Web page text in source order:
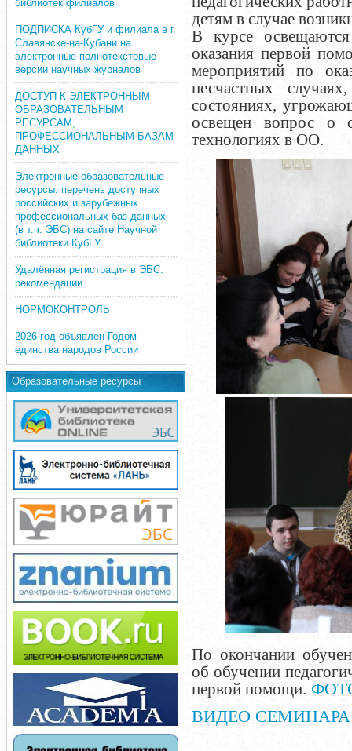
библиотек филиалов
ПОДПИСКА КубГУ и филиала в г.
Славянске-на-Кубани на
электронные полнотекстовые
версии научных журналов
ДОСТУП К ЭЛЕКТРОННЫМ
ОБРАЗОВАТЕЛЬНЫМ
РЕСУРСАМ,
ПРОФЕССИОНАЛЬНЫМ БАЗАМ
ДАННЫХ
Электронные образовательные
ресурсы: перечень доступных
российских и зарубежных
профессиональных баз данных
(в т.ч. ЭБС) на сайте Научной
библиотеки КубГУ
Удалённая регистрация в ЭБС:
рекомендации
НОРМОКОНТРОЛЬ
2026 год объявлен Годом
единства народов России
Образовательные ресурсы
детям в случае
В курсе освещаются
оказания первой
мероприятий по
несчастных
состояниях,
освещен вопрос о
технологиях в ОО.
По окончании
об обучении
первой помощи.
ВИДЕО СЕМИНАРА